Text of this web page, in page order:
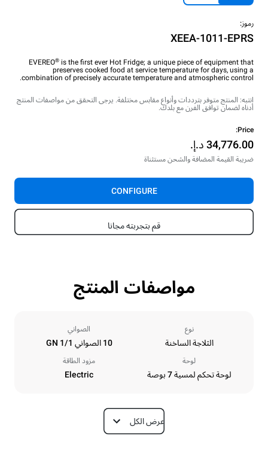
رموز:
XEEA-1011-EPRS
EVEREO® is the first ever Hot Fridge; a unique piece of equipment that
preserves cooked food at service temperature for days, using a
combination of precisely accurate temperature and atmospheric control.
انتبه: المنتج متوفر بترددات وأنواع مقابس مختلفة. يرجى التحقق من مواصفات المنتج
أدناه لضمان توافق الفرن مع بلدك.
Price:
ضريبة القيمة المضافة والشحن مستثناة
CONFIGURE
قم بتجربته مجانا
مواصفات المنتج
نوع
الثلاجة الساخنة
الصواني
10 الصواني GN 1/1
لوحة
لوحة تحكم لمسية 7 بوصة
مزود الطاقة
Electric
الأبعاد
عرض الكل